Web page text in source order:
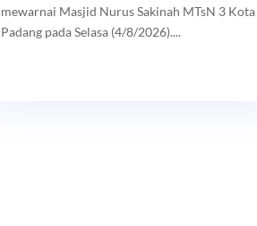
mewarnai Masjid Nurus Sakinah MTsN 3 Kota
Padang pada Selasa (4/8/2026)....